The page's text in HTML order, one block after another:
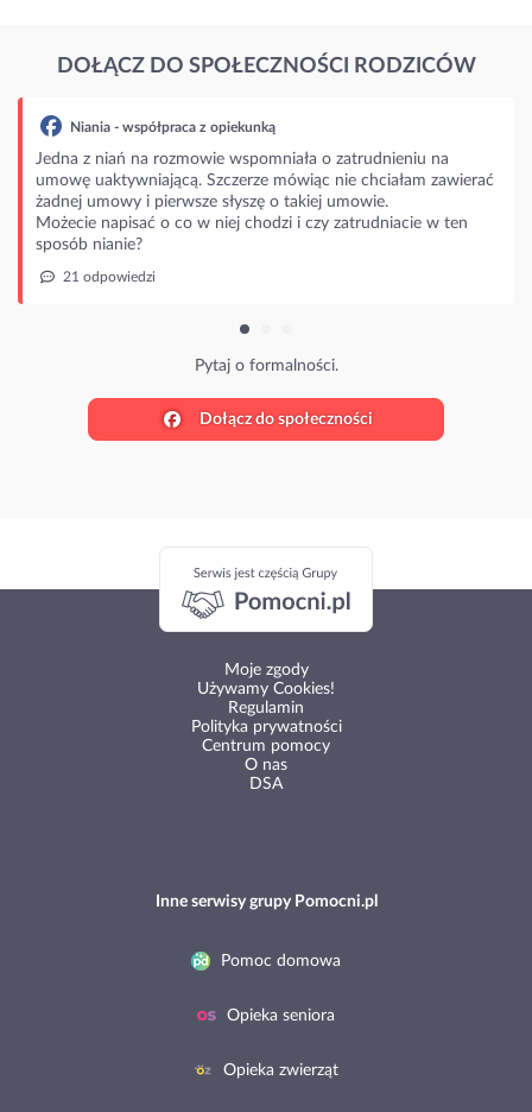
DOŁĄCZ DO SPOŁECZNOŚCI RODZICÓW
na
zawierać
w ten
Dołącz do społeczności
Moje zgody
Używamy Cookies!
Regulamin
Polityka prywatności
Centrum pomocy
O nas
DSA
Inne serwisy grupy Pomocni.pl
Pomoc domowa
Opieka seniora
Opieka zwierząt